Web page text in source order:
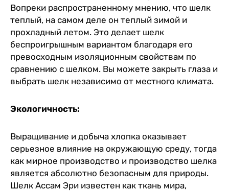
Вопреки распространенному мнению, что шелк
теплый, на самом деле он теплый зимой и
прохладный летом. Это делает шелк
беспроигрышным вариантом благодаря его
превосходным изоляционным свойствам по
сравнению с шелком. Вы можете закрыть глаза и
выбрать шелк независимо от местного климата.
Экологичность:
Выращивание и добыча хлопка оказывает
серьезное влияние на окружающую среду, тогда
как мирное производство и производство шелка
является абсолютно безопасным для природы.
Шелк Ассам Эри известен как ткань мира,